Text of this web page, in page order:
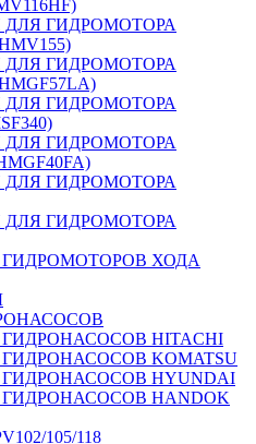
ДЛЯ ГИДРОМОТОРА
ДЛЯ ГИДРОМОТОРА
ДЛЯ ГИДРОМОТОРА
ДЛЯ ГИДРОМОТОРА
ДЛЯ ГИДРОМОТОРА
ДЛЯ ГИДРОМОТОРА
ХОДА
HITACHI
KOMATSU
HYUNDAI
HANDOK
105/118